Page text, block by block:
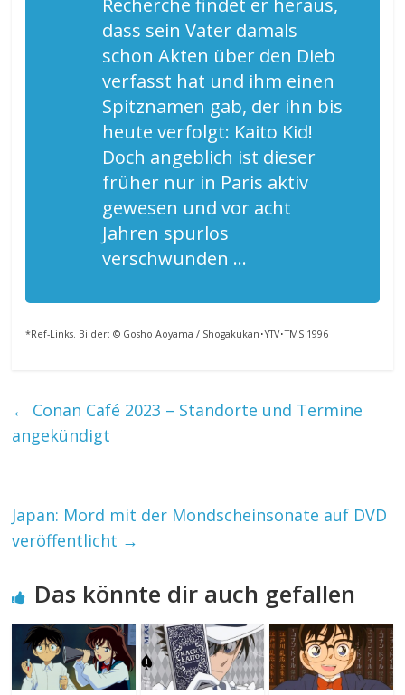
dass sein Vater damals
schon Akten über den Dieb
verfasst hat und ihm einen
Spitznamen gab, der ihn bis
heute verfolgt: Kaito Kid!
Doch angeblich ist dieser
früher nur in Paris aktiv
gewesen und vor acht
Jahren spurlos
verschwunden …
*Ref-Links. Bilder: © Gosho Aoyama / Shogakukan･YTV･TMS 1996
← Conan Café 2023 – Standorte und Termine
angekündigt
Japan: Mord mit der Mondscheinsonate auf DVD
veröffentlicht →
Das könnte dir auch gefallen